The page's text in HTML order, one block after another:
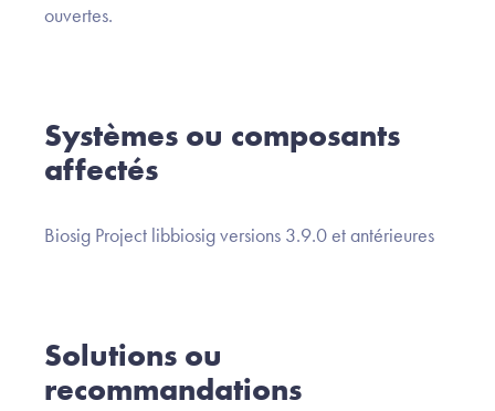
ouvertes.
Systèmes ou composants
affectés
Biosig Project libbiosig versions 3.9.0 et antérieures
Solutions ou
recommandations